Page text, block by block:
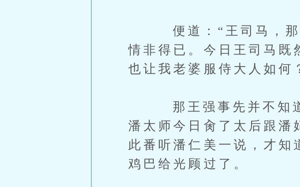
便道：“王司马，那日
情非得已。今日王司马既
也让我老婆服侍大人如何
那王强事先并不知道
潘太师今日肏了太后跟潘
此番听潘仁美一说，才知
鸡巴给光顾过了。